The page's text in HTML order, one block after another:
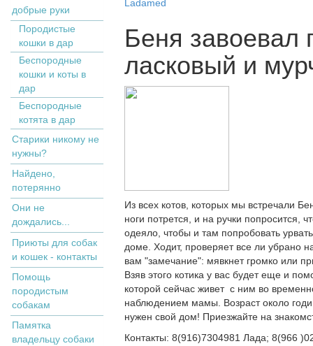
дoбрыe рyки
Пopoдистыe
кoшки в дaр
Бecпopoдныe
кoшки и коты в
дap
Беспородные
котята в дар
Старики никому не
нужны?
Найдено,
потерянно
Они не
дождались...
Приюты для собак
и кошек - контакты
Помощь
породистым
собакам
Памятка
владельцу собаки
Ladamed
Беня завоевал
ласковый и
Из всех котов, которых мы встречали
ноги потрется, и на ручки попросится,
одеяло, чтобы и там попробовать
доме. Ходит, проверяет все ли убрано
вам "замечание": мявкнет громко или
Взяв этого котика у вас будет еще и
которой сейчас живет с ним во
наблюдением мамы. Возраст около
нужен свой дом! Приезжайте на
Контакты: 8(916)7304981 Лада; 8(966